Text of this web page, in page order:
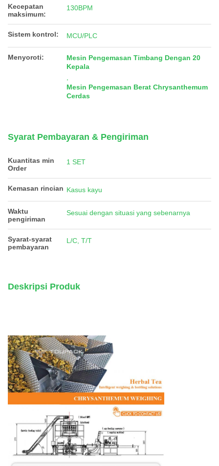
Kecepatan
maksimum:
130BPM
Sistem kontrol: MCU/PLC
Menyoroti:
Mesin Pengemasan Timbang Dengan 20
Kepala
Mesin Pengemasan Berat Chrysanthemum
Cerdas
Syarat Pembayaran & Pengiriman
Kuantitas min
Order
1 SET
Kemasan rincian Kasus kayu
Waktu
pengiriman
Sesuai dengan situasi yang sebenarnya
Syarat-syarat
pembayaran
L/C, T/T
Deskripsi Produk